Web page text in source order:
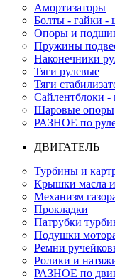
Амортизаторы
Болты - гайки -
Опоры и
Пружины
Наконечники
Тяги рулевые
Тяги
Сайлентблоки -
Шаровые опоры
РАЗНОЕ по
ДВИГАТЕЛЬ
Турбины и
Крышки масла и
Механизм
Прокладки
Патрубки
Подушки
Ремни
Ролики и
РАЗНОЕ по